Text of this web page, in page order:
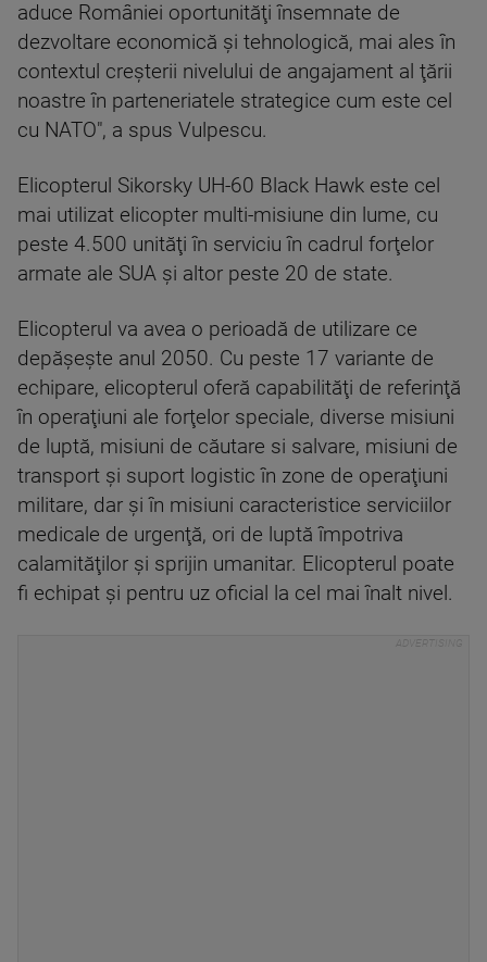
aduce României oportunităţi însemnate de
dezvoltare economică şi tehnologică, mai ales în
contextul creşterii nivelului de angajament al ţării
noastre în parteneriatele strategice cum este cel
cu NATO", a spus Vulpescu.
Elicopterul Sikorsky UH-60 Black Hawk este cel
mai utilizat elicopter multi-misiune din lume, cu
peste 4.500 unităţi în serviciu în cadrul forţelor
armate ale SUA şi altor peste 20 de state.
Elicopterul va avea o perioadă de utilizare ce
depăşeşte anul 2050. Cu peste 17 variante de
echipare, elicopterul oferă capabilităţi de referinţă
în operaţiuni ale forţelor speciale, diverse misiuni
de luptă, misiuni de căutare si salvare, misiuni de
transport şi suport logistic în zone de operaţiuni
militare, dar şi în misiuni caracteristice serviciilor
medicale de urgenţă, ori de luptă împotriva
calamităţilor şi sprijin umanitar. Elicopterul poate
fi echipat şi pentru uz oficial la cel mai înalt nivel.